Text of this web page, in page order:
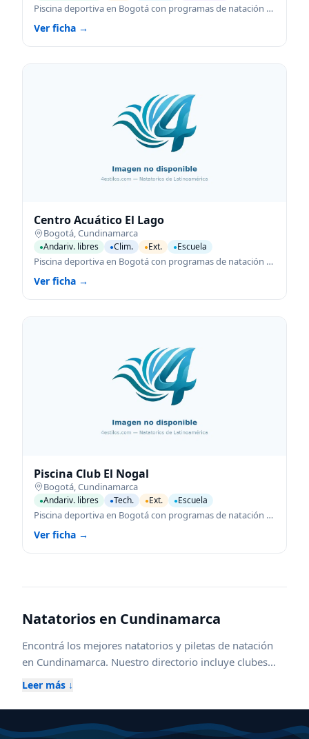
Piscina deportiva en Bogotá con programas de natación para todas las edades.
Ver ficha →
Centro Acuático El Lago
Bogotá,Cundinamarca
●Andariv. libres ●Clim. ●Ext. ●Escuela
Piscina deportiva en Bogotá con programas de natación para todas las edades.
Ver ficha →
Piscina Club El Nogal
Bogotá,Cundinamarca
●Andariv. libres ●Tech. ●Ext. ●Escuela
Piscina deportiva en Bogotá con programas de natación para todas las edades.
Ver ficha →
Natatorios en Cundinamarca
Encontrá los mejores natatorios y piletas de natación
en Cundinamarca. Nuestro directorio incluye clubes
federados, escuelas de natación para niños y adultos,
centros con aqua gym, waterpolo y kinesiología
acuática. Compará horarios, ubicaciones, instalaciones
Leer más ↓